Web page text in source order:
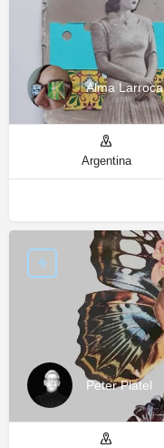
Alma Larroca
Argentina
Peter Platel